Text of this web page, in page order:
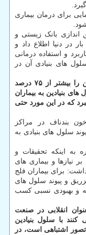
برای درمان بیماری
بانک زیستی و
در دنیا اطلاع داد و
و استفاده درمانی
های بنیادی آن در
وی شانس موفقیت پیوند سلول های بنیادین را بیشتر از ۷۵ درصد
بنیادین به بیماران
که در این مورد حتی
بندناف در مراکز
پیوند سلول های بنیادی به
به اینکه تحقیقات و
نیازها و بیماری های
برای بیماران فلج
و پیوند سلول های
و بهبودی نسبی کسب
انقلابی در صنعت
با سلول بنیادین
تصور اشتباهی است، در